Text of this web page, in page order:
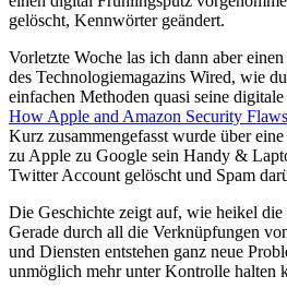
gelöscht, Kennwörter geändert.
Vorletzte Woche las ich dann aber
des Technologiemagazins Wired, wie
einfachen Methoden quasi seine
How Apple and Amazon Security
Kurz zusammengefasst wurde über
zu Apple zu Google sein Handy &
Twitter Account gelöscht und Spam
Die Geschichte zeigt auf, wie heikel
Gerade durch all die Verknüpfungen
und Diensten entstehen ganz neue
unmöglich mehr unter Kontrolle halten